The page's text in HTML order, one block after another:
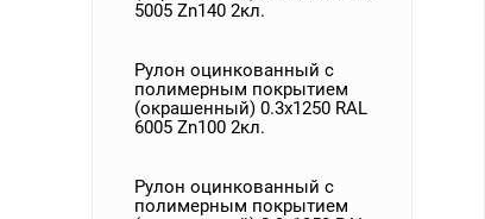
5005 Zn140 2кл.
Рулон оцинкованный с
полимерным покрытием
(окрашенный) 0.3x1250 RAL
6005 Zn100 2кл.
Рулон оцинкованный с
полимерным покрытием